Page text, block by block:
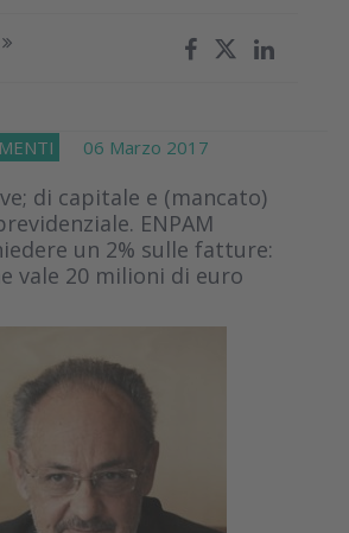
06 Marzo 2017
di capitale e (mancato)
ENPAM
un 2% sulle fatture:
vale 20 milioni di euro